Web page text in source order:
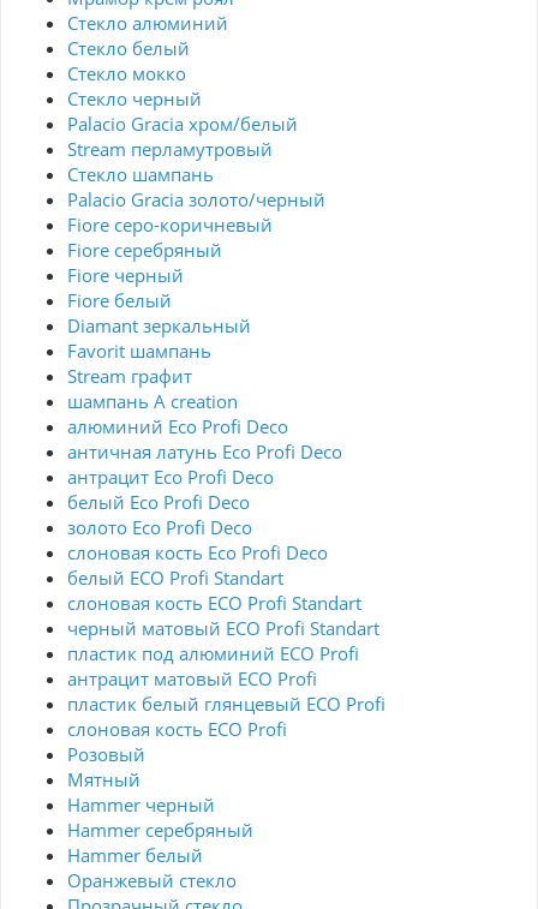
Стекло алюминий
Стекло белый
Стекло мокко
Стекло черный
Palacio Gracia хром/белый
Stream перламутровый
Стекло шампань
Palacio Gracia золото/черный
Fiore серо-коричневый
Fiore серебряный
Fiore черный
Fiore белый
Diamant зеркальный
Favorit шампань
Stream графит
шампань A creation
алюминий Eco Profi Deco
античная латунь Eco Profi Deco
антрацит Eco Profi Deco
белый Eco Profi Deco
золото Eco Profi Deco
слоновая кость Eco Profi Deco
белый ECO Profi Standart
слоновая кость ECO Profi Standart
черный матовый ECO Profi Standart
пластик под алюминий ECO Profi
антрацит матовый ECO Profi
пластик белый глянцевый ECO Profi
слоновая кость ECO Profi
Розовый
Мятный
Hammer черный
Hammer серебряный
Hammer белый
Оранжевый стекло